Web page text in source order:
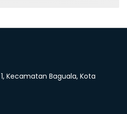
Kecamatan Baguala, Kota